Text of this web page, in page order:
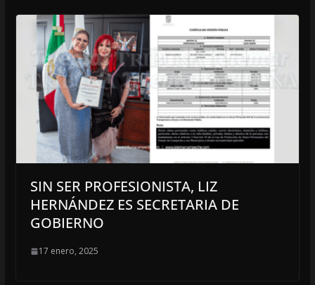
SIN SER PROFESIONISTA, LIZ
HERNÁNDEZ ES SECRETARIA DE
GOBIERNO
17 enero, 2025